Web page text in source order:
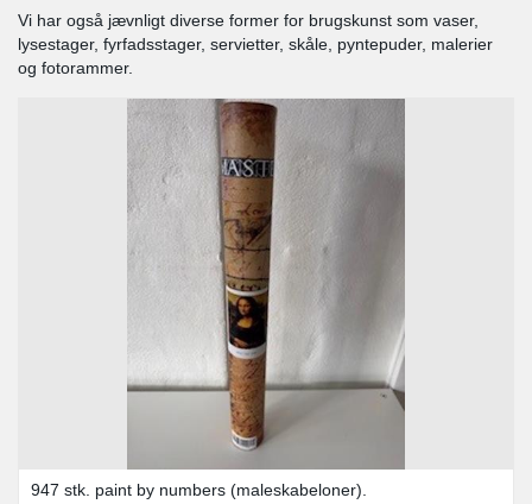
Vi har også jævnligt diverse former for brugskunst som vaser,
lysestager, fyrfadsstager, servietter, skåle, pyntepuder, malerier
og fotorammer.
947 stk. paint by numbers (maleskabeloner).